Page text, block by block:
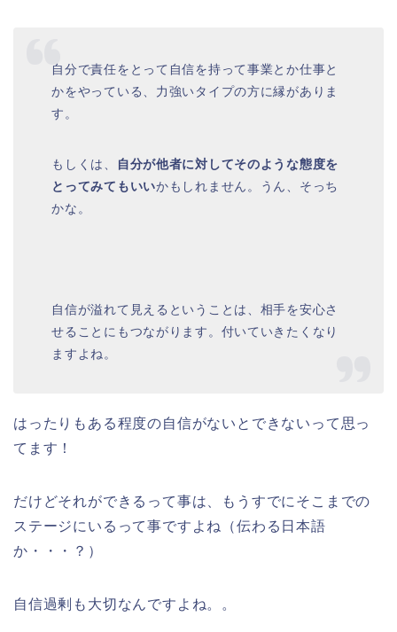
自分で責任をとって自信を持って事業とか仕事と
かをやっている、力強いタイプの方に縁がありま
す。
もしくは、
自分が他者に対してそのような態度を
とってみてもいいかもしれません。うん、そっち
かな。
自信が溢れて見えるということは、相手を安心さ
せることにもつながります。付いていきたくなり
ますよね。
はったりもある程度の自信がないとできないって思っ
てます！
だけどそれができるって事は、もうすでにそこまでの
ステージにいるって事ですよね（伝わる日本語
か・・・？）
自信過剰も大切なんですよね。。